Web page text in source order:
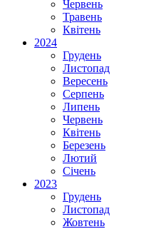
Червень
Травень
Квітень
2024
Грудень
Листопад
Вересень
Серпень
Липень
Червень
Квітень
Березень
Лютий
Січень
2023
Грудень
Листопад
Жовтень